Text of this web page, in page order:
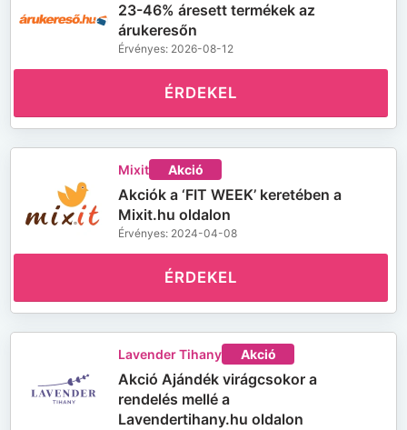
23-46% áresett termékek az
árukeresőn
Érvényes: 2026-08-12
ÉRDEKEL
Mixit Akció
Akciók a ‘FIT WEEK’ keretében a
Mixit.hu oldalon
Érvényes: 2024-04-08
ÉRDEKEL
Lavender Tihany Akció
Akció Ajándék virágcsokor a
rendelés mellé a
Lavendertihany.hu oldalon